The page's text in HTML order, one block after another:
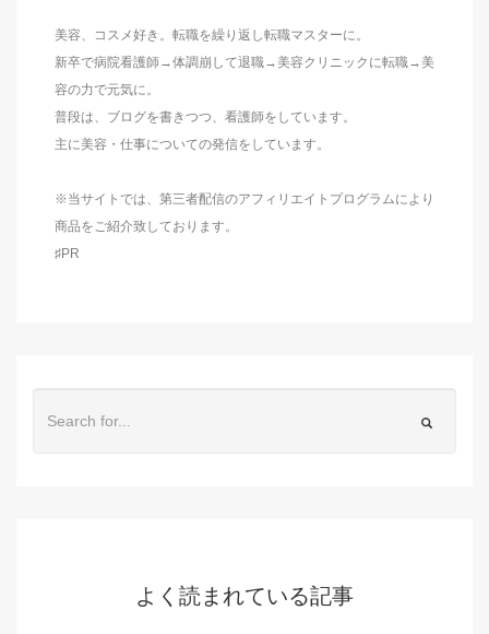
美容、コスメ好き。転職を繰り返し転職マスターに。
新卒で病院看護師→体調崩して退職→美容クリニックに転職→美
容の力で元気に。
普段は、ブログを書きつつ、看護師をしています。
主に美容・仕事についての発信をしています。
※当サイトでは、第三者配信のアフィリエイトプログラムにより
商品をご紹介致しております。
♯PR
よく読まれている記事